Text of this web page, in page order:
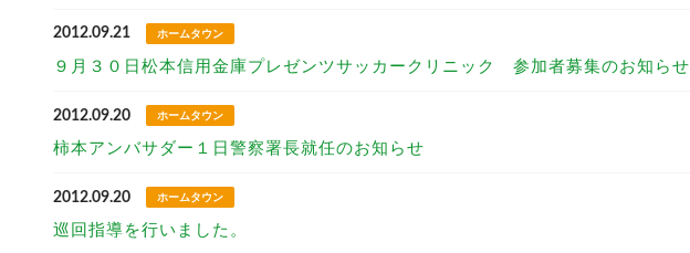
2012.09.21 ホームタウン
９月３０日松本信用金庫プレゼンツサッカークリニック 参加者募集のお知らせ
2012.09.20 ホームタウン
柿本アンバサダー１日警察署長就任のお知らせ
2012.09.20 ホームタウン
巡回指導を行いました。